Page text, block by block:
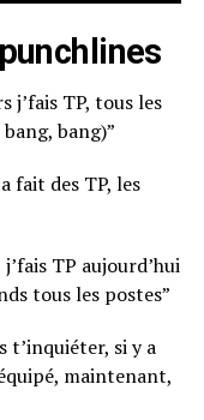
j’fais TP, tous les
bang)”
fait des TP, les
TP aujourd’hui
tous les postes”
t’inquiéter, si y a
équipé, maintenant,